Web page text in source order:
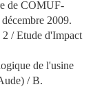
de COMUF-
2009.
/ Etude d'Impact
de l'usine
/ B.